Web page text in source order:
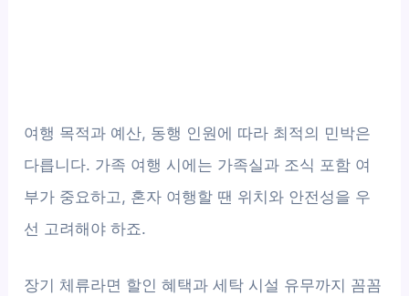
여행 목적과 예산, 동행 인원에 따라 최적의 민박은
다릅니다. 가족 여행 시에는 가족실과 조식 포함 여
부가 중요하고, 혼자 여행할 땐 위치와 안전성을 우
선 고려해야 하죠.
장기 체류라면 할인 혜택과 세탁 시설 유무까지 꼼꼼